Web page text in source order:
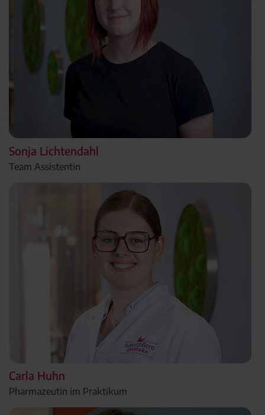
Sonja Lichtendahl
Team Assistentin
Carla Huhn
Pharmazeutin im Praktikum